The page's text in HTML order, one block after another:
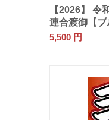
【2026】 令
連合渡御【ブ
5,500 円